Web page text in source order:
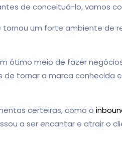
de conceituá-lo, vamos
um forte ambiente de
ótimo meio de fazer
tornar a marca conhecida
certeiras, como o
a ser encantar e atrair o